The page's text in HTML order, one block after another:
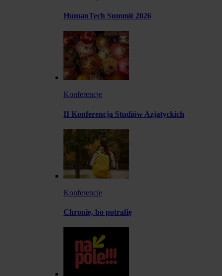
HumanTech Summit 2026
Konferencje
II Konferencja Studiów Azjatyckich
Konferencje
Chronię, bo potrafię